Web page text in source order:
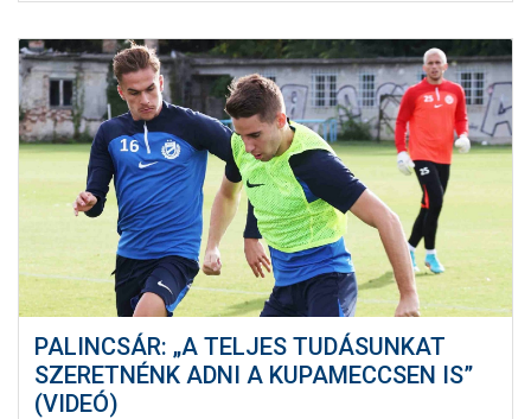
PALINCSÁR: „A TELJES TUDÁSUNKAT
SZERETNÉNK ADNI A KUPAMECCSEN IS”
(VIDEÓ)